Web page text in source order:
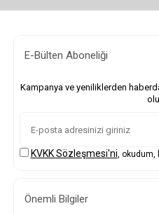
E-Bülten Aboneliği
Kampanya ve yeniliklerden
KVKK Sözleşmesi'ni, okudum,
Önemli Bilgiler